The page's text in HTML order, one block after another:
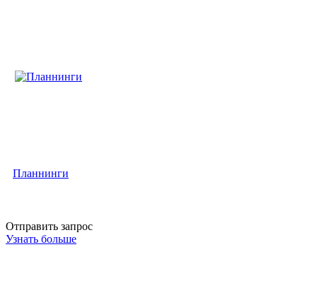
Планнинги
Отправить запрос
Узнать больше